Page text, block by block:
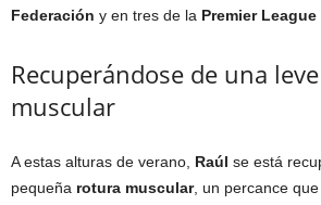
Federación y en tres de la Premier
Recuperándose de una
muscular
A estas alturas de verano, Raúl se está
pequeña rotura muscular, un percance